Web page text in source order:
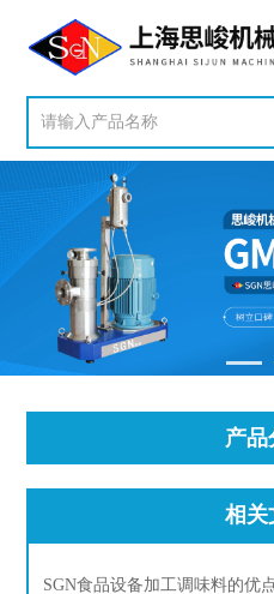
产品
相关
SGN食品设备加工调味料的优